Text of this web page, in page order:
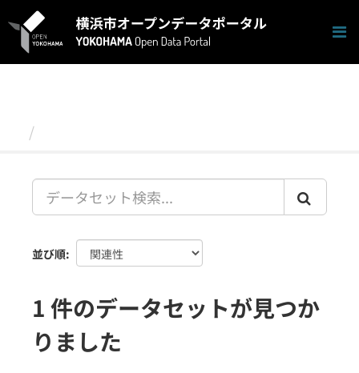
キ
並び順
1 件のデータセットが見つか
りました